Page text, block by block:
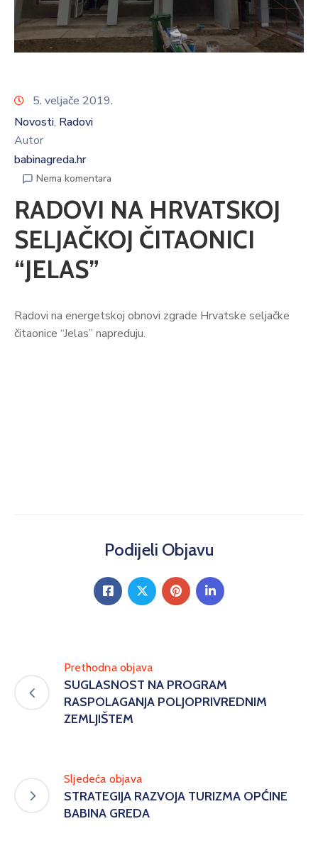
5. veljače 2019.
Novosti‚ Radovi
Autor
babinagreda.hr
Nema komentara
RADOVI NA HRVATSKOJ
SELJAČKOJ ČITAONICI
“JELAS”
Radovi na energetskoj obnovi zgrade Hrvatske seljačke
čitaonice “Jelas” napreduju.
Podijeli Objavu
Prethodna objava
SUGLASNOST NA PROGRAM
RASPOLAGANJA POLJOPRIVREDNIM
ZEMLJIŠTEM
Sljedeća objava
STRATEGIJA RAZVOJA TURIZMA OPĆINE
BABINA GREDA